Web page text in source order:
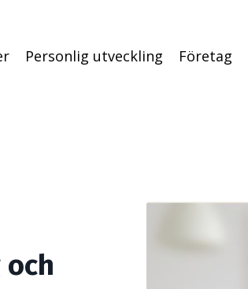
Personlig utveckling Företag